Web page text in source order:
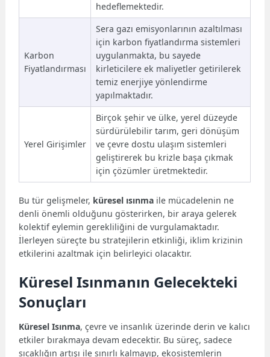
hedeflemektedir.
Karbon
Fiyatlandırması
Sera gazı emisyonlarının azaltılması
için karbon fiyatlandırma sistemleri
uygulanmakta, bu sayede
kirleticilere ek maliyetler getirilerek
temiz enerjiye yönlendirme
yapılmaktadır.
Yerel Girişimler
Birçok şehir ve ülke, yerel düzeyde
sürdürülebilir tarım, geri dönüşüm
ve çevre dostu ulaşım sistemleri
geliştirerek bu krizle başa çıkmak
için çözümler üretmektedir.
Bu tür gelişmeler, küresel ısınma ile mücadelenin ne
denli önemli olduğunu gösterirken, bir araya gelerek
kolektif eylemin gerekliliğini de vurgulamaktadır.
İlerleyen süreçte bu stratejilerin etkinliği, iklim krizinin
etkilerini azaltmak için belirleyici olacaktır.
Küresel Isınmanın Gelecekteki
Sonuçları
Küresel Isınma, çevre ve insanlık üzerinde derin ve kalıcı
etkiler bırakmaya devam edecektir. Bu süreç, sadece
sıcaklığın artışı ile sınırlı kalmayıp, ekosistemlerin